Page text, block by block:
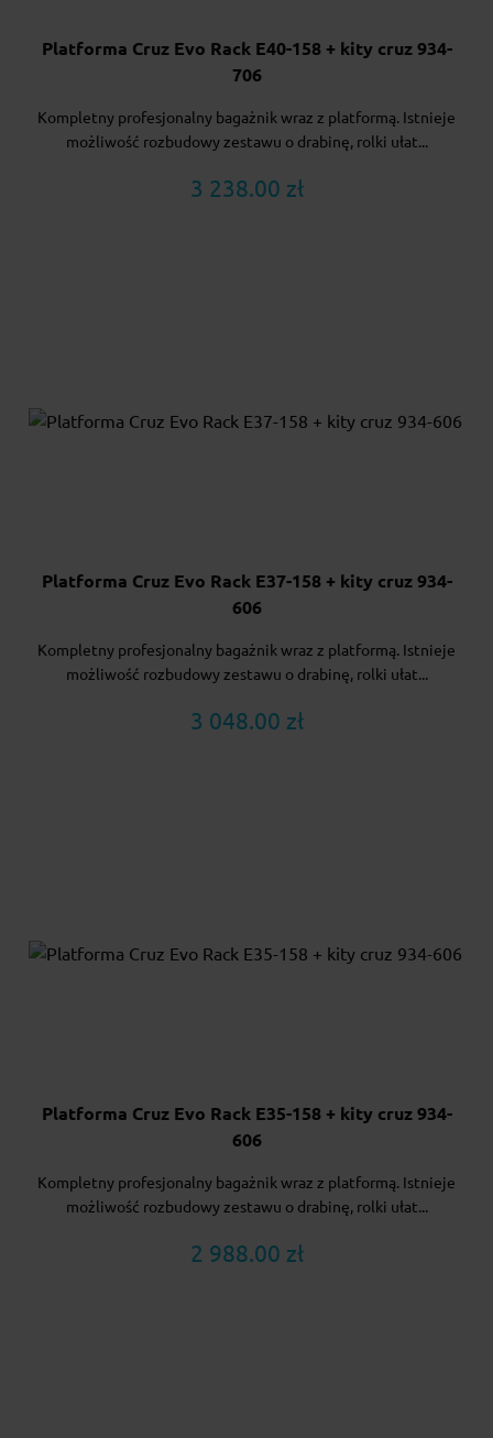
Platforma Cruz Evo Rack E40-158 + kity cruz 934-
706
Kompletny profesjonalny bagażnik wraz z platformą. Istnieje
możliwość rozbudowy zestawu o drabinę, rolki ułat...
3 238.00 zł
Platforma Cruz Evo Rack E37-158 + kity cruz 934-
606
Kompletny profesjonalny bagażnik wraz z platformą. Istnieje
możliwość rozbudowy zestawu o drabinę, rolki ułat...
3 048.00 zł
Platforma Cruz Evo Rack E35-158 + kity cruz 934-
606
Kompletny profesjonalny bagażnik wraz z platformą. Istnieje
możliwość rozbudowy zestawu o drabinę, rolki ułat...
2 988.00 zł